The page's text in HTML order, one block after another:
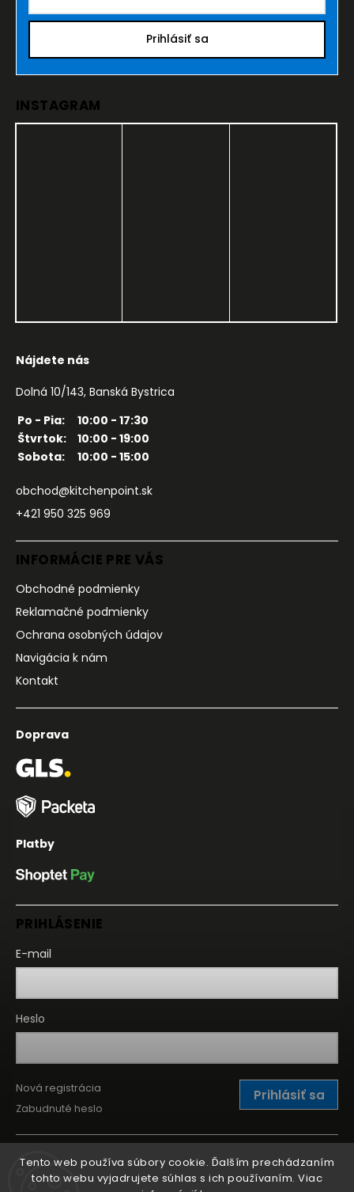
Tento web používa súbory cookie. Ďalším prechádzaním
tohto webu vyjadrujete súhlas s ich používaním. Viac
Prihlásiť sa
INSTAGRAM
Nájdete nás
Dolná 10/143, Banská Bystrica
Po - Pia:
10:00 - 17:30
Štvrtok:
10:00 - 19:00
Sobota:
10:00 - 15:00
obchod@kitchenpoint.sk
+421 950 325 969
INFORMÁCIE PRE VÁS
Obchodné podmienky
Reklamačné podmienky
Ochrana osobných údajov
Navigácia k nám
Kontakt
Doprava
Platby
PRIHLÁSENIE
E-mail
Heslo
Prihlásiť sa
Nová registrácia
Zabudnuté heslo